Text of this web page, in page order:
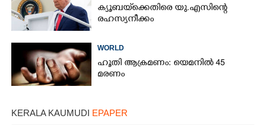
ക്യൂബയ്‌ക്കെതിരെ യു.എസിന്റെ
രഹസ്യനീക്കം
WORLD
ഹൂതി ആക്രമണം: യെമനിൽ 45
മരണം
KERALA KAUMUDI EPAPER